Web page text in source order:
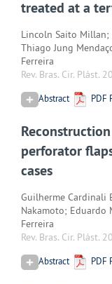
treated at a
Lincoln Saito Millan;
Thiago Jung
Ferreira
Rev. Bras. Cir. Plást.
Abstract PDF
perforator
cases
Guilherme Cardinali
Nakamoto; Eduardo
Ferreira
Rev. Bras. Cir. Plást.
Abstract PDF